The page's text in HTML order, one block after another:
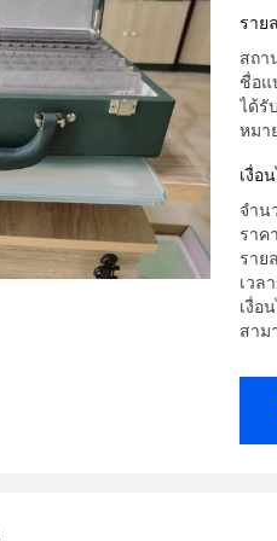
ราย
สถา
ชื่อแ
ได้รั
หมา
เงื่อ
จำน
ราค
ราย
เวล
เงื่อ
สาม